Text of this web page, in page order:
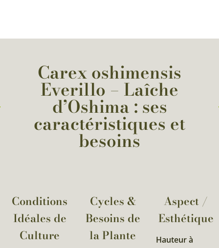
Carex oshimensis
Everillo – Laîche
d’Oshima : ses
caractéristiques et
besoins
Conditions
Idéales de
Culture
Cycles &
Besoins de
la Plante​
Aspect /
Esthétique
Hauteur à